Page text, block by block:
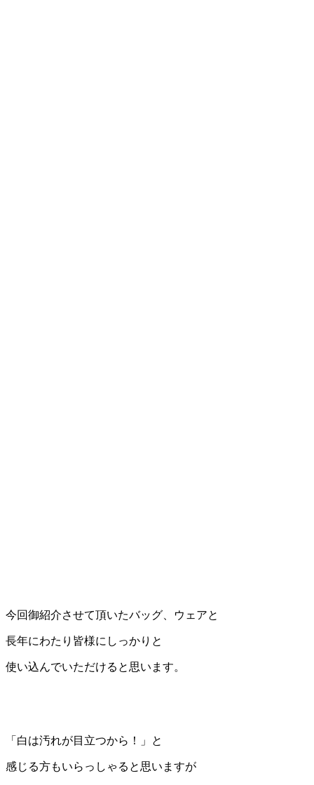
今回御紹介させて頂いたバッグ、ウェアと
長年にわたり皆様にしっかりと
使い込んでいただけると思います。
「白は汚れが目立つから！」と
感じる方もいらっしゃると思いますが